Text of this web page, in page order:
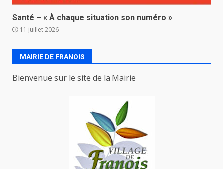
Santé – « À chaque situation son numéro »
11 juillet 2026
MAIRIE DE FRANOIS
Bienvenue sur le site de la Mairie